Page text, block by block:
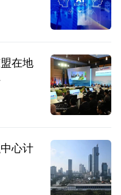
在地
心计